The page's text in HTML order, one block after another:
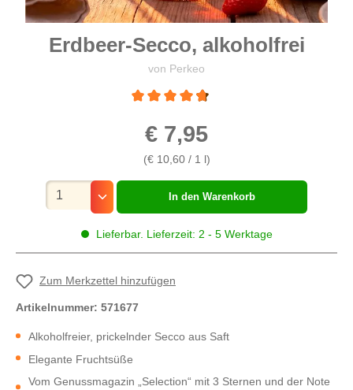
Erdbeer-Secco, alkoholfrei
von Perkeo
€ 7,95
(€ 10,60 / 1 l)
Lieferbar. Lieferzeit: 2 - 5 Werktage
Mengenauswahl
In den Warenkorb
Zum Merkzettel hinzufügen
Artikelnummer: 571677
Alkoholfreier, prickelnder Secco aus Saft
Elegante Fruchtsüße
Vom Genussmagazin „Selection“ mit 3 Sternen und der Note